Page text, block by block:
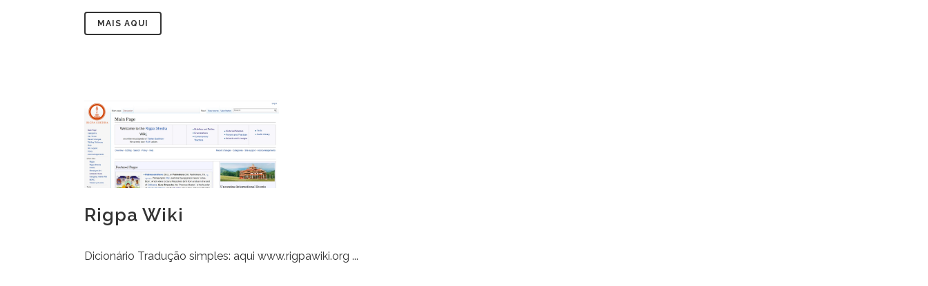
MAIS AQUI
Rigpa Wiki
Dicionário Tradução simples: aqui www.rigpawiki.org ...